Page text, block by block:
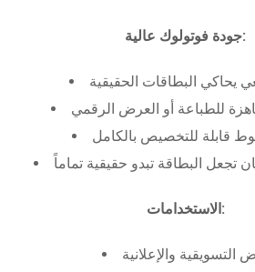
جودة فوتولوك عالية:
يحاكي البطاقات الحقيقية
للطباعة أو العرض الرقمي
قابلة للتخصيص بالكامل
تجعل البطاقة تبدو حقيقية تماماً
الاستخدامات:
التسويقية والإعلانية